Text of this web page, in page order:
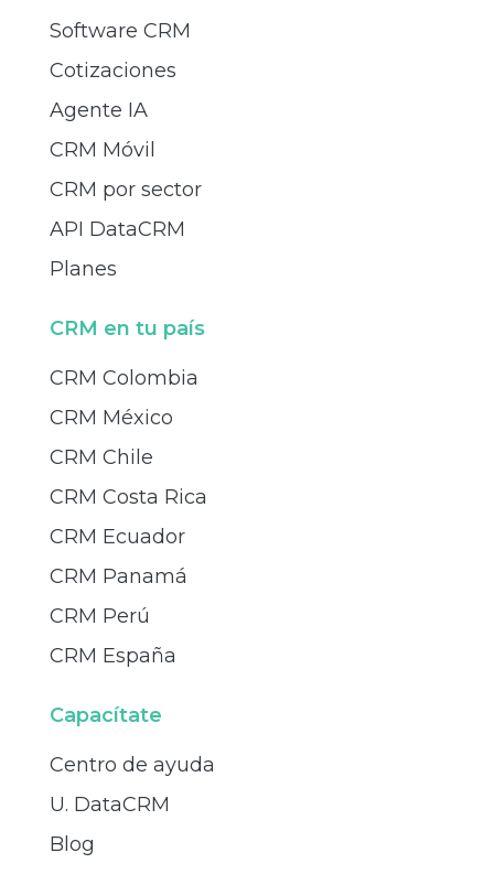
Software CRM
Cotizaciones
Agente IA
CRM Móvil
CRM por sector
API DataCRM
Planes
CRM en tu país
CRM Colombia
CRM México
CRM Chile
CRM Costa Rica
CRM Ecuador
CRM Panamá
CRM Perú
CRM España
Capacítate
Centro de ayuda
U. DataCRM
Blog